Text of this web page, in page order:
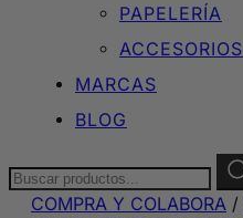
PAPELERÍA
ACCESORIOS
MARCAS
BLOG
Buscar:
COMPRA Y COLABORA /